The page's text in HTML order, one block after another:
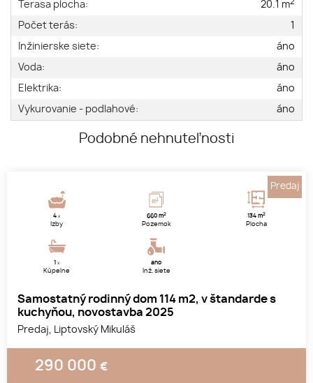
Terasa plocha: 20.1 m
Počet terás:
1
Inžinierske siete:
áno
Voda:
áno
Elektrika:
áno
Vykurovanie - podlahové:
áno
Podobné nehnuteľnosti
4x
Izby
660 m2
Pozemok
134 m2
Plocha
1x
Kúpelne
áno
Inž. siete
Samostatný rodinný dom 114 m2, v štandarde s
kuchyňou, novostavba 2025
Predaj, Liptovský Mikuláš
290 000 €
Predaj